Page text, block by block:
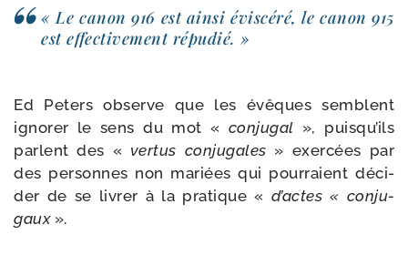
« Le canon 916 est ain­si évis­cé­ré, le canon 915
est effec­ti­ve­ment répudié. »
Ed Peters observe que les évêques semblent
igno­rer le sens du mot « conju­gal », puis­qu’ils
parlent des « ver­tus conju­gales » exer­cées par
des per­sonnes non mariées qui pour­raient déci­
der de se livrer à la pra­tique « d’actes « conju­
gaux».